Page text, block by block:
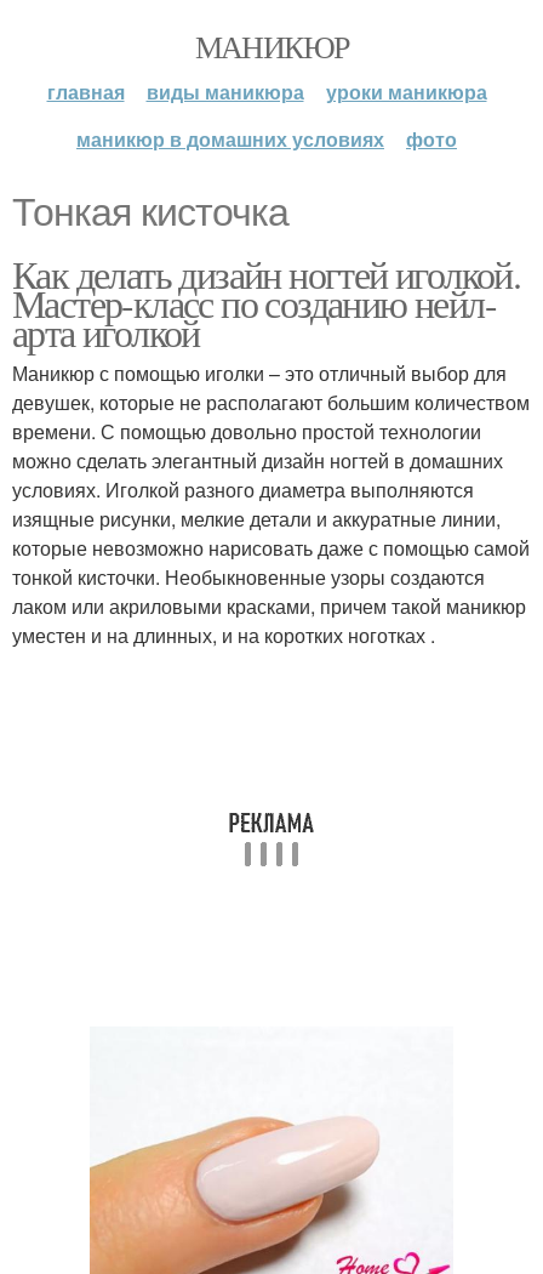
МАНИКЮР
главная виды маникюра
уроки маникюра
маникюр в домашних условиях
фото
Тонкая кисточка
Как делать дизайн ногтей иголкой.
Мастер-класс по созданию нейл-
арта иголкой
Маникюр с помощью иголки – это отличный выбор для
девушек, которые не располагают большим количеством
времени. С помощью довольно простой технологии
можно сделать элегантный дизайн ногтей в домашних
условиях. Иголкой разного диаметра выполняются
изящные рисунки, мелкие детали и аккуратные линии,
которые невозможно нарисовать даже с помощью самой
тонкой кисточки. Необыкновенные узоры создаются
лаком или акриловыми красками, причем такой маникюр
уместен и на длинных, и на коротких ноготках .